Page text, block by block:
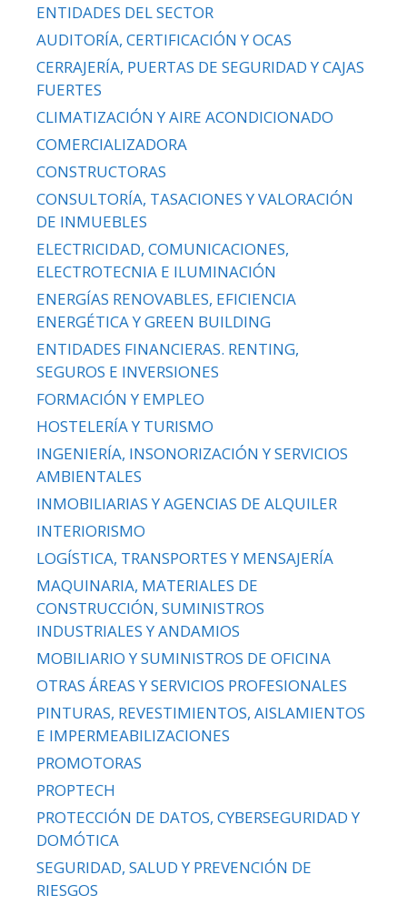
ENTIDADES DEL SECTOR
AUDITORÍA, CERTIFICACIÓN Y OCAS
CERRAJERÍA, PUERTAS DE SEGURIDAD Y CAJAS
FUERTES
CLIMATIZACIÓN Y AIRE ACONDICIONADO
COMERCIALIZADORA
CONSTRUCTORAS
CONSULTORÍA, TASACIONES Y VALORACIÓN
DE INMUEBLES
ELECTRICIDAD, COMUNICACIONES,
ELECTROTECNIA E ILUMINACIÓN
ENERGÍAS RENOVABLES, EFICIENCIA
ENERGÉTICA Y GREEN BUILDING
ENTIDADES FINANCIERAS. RENTING,
SEGUROS E INVERSIONES
FORMACIÓN Y EMPLEO
HOSTELERÍA Y TURISMO
INGENIERÍA, INSONORIZACIÓN Y SERVICIOS
AMBIENTALES
INMOBILIARIAS Y AGENCIAS DE ALQUILER
INTERIORISMO
LOGÍSTICA, TRANSPORTES Y MENSAJERÍA
MAQUINARIA, MATERIALES DE
CONSTRUCCIÓN, SUMINISTROS
INDUSTRIALES Y ANDAMIOS
MOBILIARIO Y SUMINISTROS DE OFICINA
OTRAS ÁREAS Y SERVICIOS PROFESIONALES
PINTURAS, REVESTIMIENTOS, AISLAMIENTOS
E IMPERMEABILIZACIONES
PROMOTORAS
PROPTECH
PROTECCIÓN DE DATOS, CYBERSEGURIDAD Y
DOMÓTICA
SEGURIDAD, SALUD Y PREVENCIÓN DE
RIESGOS